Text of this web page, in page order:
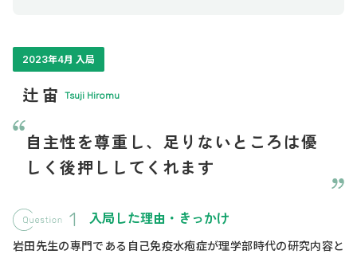
2023年4月 入局
辻 宙 Tsuji Hiromu
自主性を尊重し、足りないところは優
しく後押ししてくれます
入局した理由・きっかけ
岩田先生の専門である自己免疫水疱症が理学部時代の研究内容と